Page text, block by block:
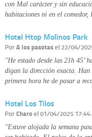
con Mal carácter y sin
habitaciones ni en el
Hotel Htop Molinos Park
PorA los pasotasel 22/04/
"He estado desde las 21h 45’
digan la dirección exacta. Han
primera hora he de pasar a
Hotel Los Tilos
PorCharoel 01/04/2025
"Estuve alojada la semana